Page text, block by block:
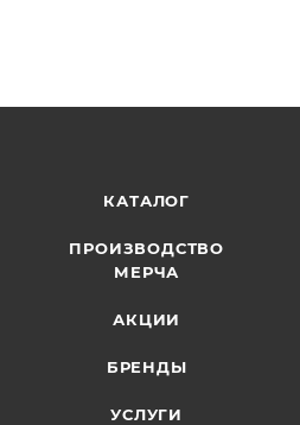
КАТАЛОГ
ПРОИЗВОДСТВО
МЕРЧА
АКЦИИ
БРЕНДЫ
УСЛУГИ